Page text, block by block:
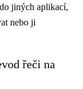
jiných aplikací,
nebo ji
řeči na